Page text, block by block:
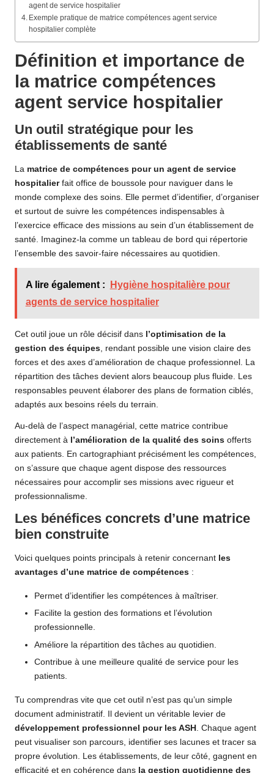
agent de service hospitalier
Exemple pratique de matrice compétences agent service
hospitalier complète
Définition et importance de
la matrice compétences
agent service hospitalier
Un outil stratégique pour les
établissements de santé
La matrice de compétences pour un agent de service
hospitalierfait office de boussole pour naviguer dans le
monde complexe des soins. Elle permet d’identifier, d’organiser
et surtout de suivre les compétences indispensables à
l’exercice efficace des missions au sein d’un établissement de
santé. Imaginez-la comme un tableau de bord qui répertorie
l’ensemble des savoir-faire nécessaires au quotidien.
A lire également :
Hygiène hospitalière pour
agents de service hospitalier
Cet outil joue un rôle décisif dans l’optimisation de la
gestion des équipes , rendant possible une vision claire des
forces et des axes d’amélioration de chaque professionnel. La
répartition des tâches devient alors beaucoup plus fluide. Les
responsables peuvent élaborer des plans de formation ciblés,
adaptés aux besoins réels du terrain.
Au-delà de l’aspect managérial, cette matrice contribue
directement à
l’amélioration de la qualité des soins offerts
aux patients. En cartographiant précisément les compétences,
on s’assure que chaque agent dispose des ressources
nécessaires pour accomplir ses missions avec rigueur et
professionnalisme.
Les bénéfices concrets d’une matrice
bien construite
Voici quelques points principals à retenir concernant les
avantages d’une matrice de compétences :
Permet d’identifier les compétences à maîtriser.
Facilite la gestion des formations et l’évolution
professionnelle.
Améliore la répartition des tâches au quotidien.
Contribue à une meilleure qualité de service pour les
patients.
Tu comprendras vite que cet outil n’est pas qu’un simple
document administratif. Il devient un véritable levier de
développement professionnel pour les ASH . Chaque agent
peut visualiser son parcours, identifier ses lacunes et tracer sa
propre évolution. Les établissements, de leur côté, gagnent en
efficacité et en cohérence dans la gestion quotidienne des